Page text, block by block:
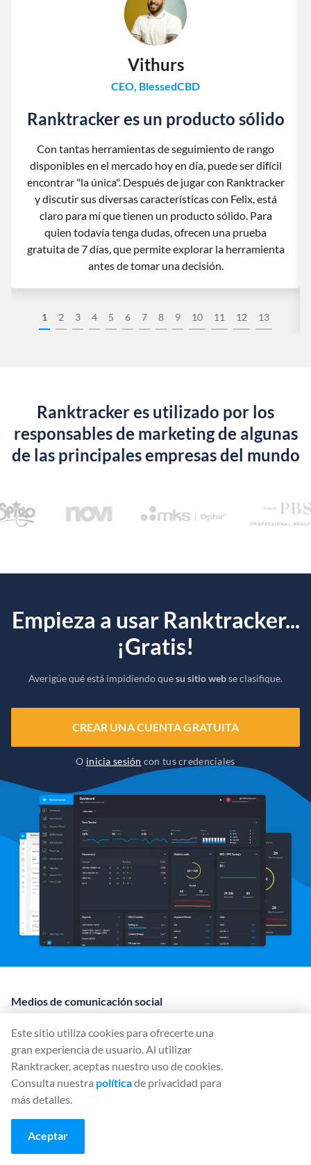
1 2 3 4 5 6 7 8 9 10 11 12 13
Vithurs
CEO, BlessedCBD
Ranktracker es un producto sólido
Con tantas herramientas de seguimiento de rango
disponibles en el mercado hoy en día, puede ser difícil
encontrar "la única". Después de jugar con Ranktracker
y discutir sus diversas características con Felix, está
claro para mí que tienen un producto sólido. Para
quien todavía tenga dudas, ofrecen una prueba
gratuita de 7 días, que permite explorar la herramienta
antes de tomar una decisión.
Ranktracker es utilizado por los
responsables de marketing de algunas
de las principales empresas del mundo
Empieza a usar Ranktracker...
¡Gratis!
Averigüe qué está impidiendo quesu sitio webse clasifique.
CREAR UNA CUENTA GRATUITA
O inicia sesión con tus credenciales
Medios de comunicación social
Herramientas
Rank Tracker
SERP Checker
Web Audit
Este sitio utiliza cookies para ofrecerte una
gran experiencia de usuario. Al utilizar
Ranktracker, aceptas nuestro uso de cookies.
Consulta nuestra políticade privacidad para
más detalles.
Aceptar